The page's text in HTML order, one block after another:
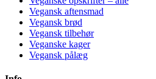
Vegansk aftensmad
Vegansk brød
Vegansk tilbehør
Veganske kager
Vegansk pålæg